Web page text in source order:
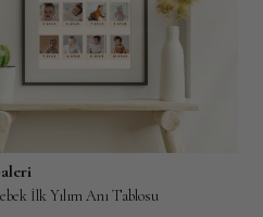
İlk Yılım Anı Tablosu